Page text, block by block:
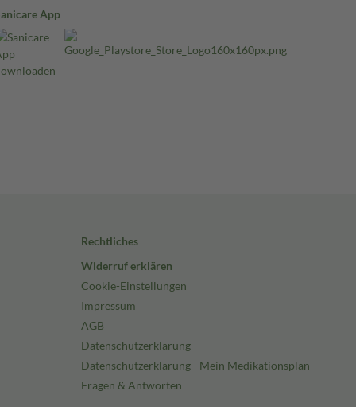
App
Rechtliches
Widerruf erklären
Cookie-Einstellungen
Impressum
AGB
Datenschutzerklärung
Datenschutzerklärung - Mein Medikationsplan
Fragen & Antworten